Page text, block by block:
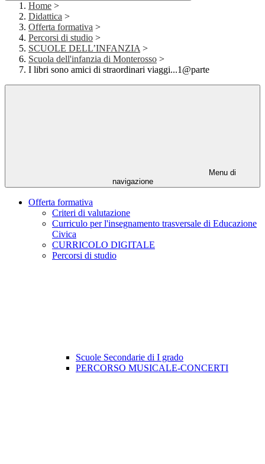
Home >
Didattica >
Offerta formativa >
Percorsi di studio >
SCUOLE DELL’INFANZIA >
Scuola dell'infanzia di Monterosso >
I libri sono amici di straordinari viaggi...1@parte
Menu di
navigazione
Offerta formativa
Criteri di valutazione
Curriculo per l'insegnamento trasversale di Educazione
Civica
CURRICOLO DIGITALE
Percorsi di studio
Scuole Secondarie di I grado
PERCORSO MUSICALE-CONCERTI